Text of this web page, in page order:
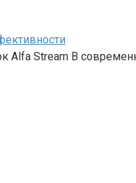
Alfa Stream В